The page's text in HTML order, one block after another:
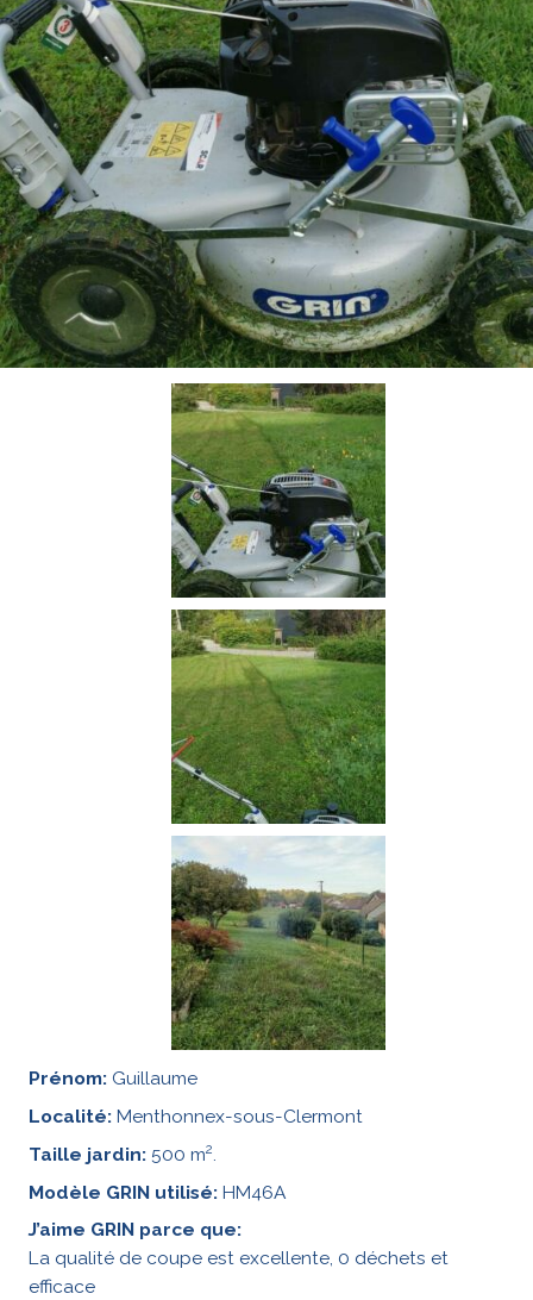
Prénom: Guillaume
Localité: Menthonnex-sous-Clermont
Taille jardin: 500 m2.
Modèle GRIN utilisé: HM46A
J’aime GRIN parce que:
La qualité de coupe est excellente, 0 déchets et
efficace